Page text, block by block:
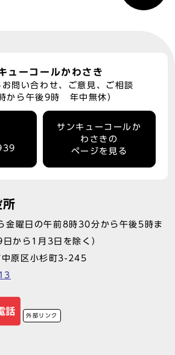
ューコールかわさき
問い合わせ、ご意見、ご相談
から午後9時 年中無休）
サンキューコールか
わさきの
ページを見る
所
金曜日の午前8時30分から午後5時ま
から1月3日を除く）
原区小杉町3-245
外部リンク